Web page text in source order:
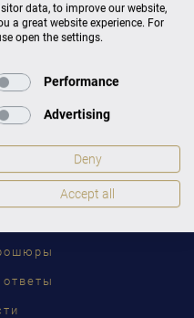
TOGGLE
data, to improve our website,
a great website experience. For
open the settings.
Performance
Advertising
Deny
Accept all